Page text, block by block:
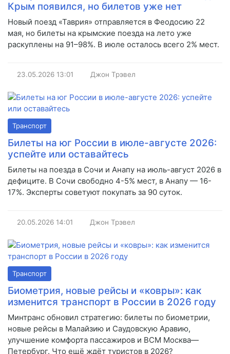
Крым появился, но билетов уже нет
Новый поезд «Таврия» отправляется в Феодосию 22
мая, но билеты на крымские поезда на лето уже
раскуплены на 91–98%. В июле осталось всего 2% мест.
23.05.2026 13:01 Джон Трэвел
Транспорт
Билеты на юг России в июле-августе 2026:
успейте или оставайтесь
Билеты на поезда в Сочи и Анапу на июль-август 2026 в
дефиците. В Сочи свободно 4-5% мест, в Анапу — 16-
17%. Эксперты советуют покупать за 90 суток.
20.05.2026 14:01 Джон Трэвел
Транспорт
Биометрия, новые рейсы и «ковры»: как
изменится транспорт в России в 2026 году
Минтранс обновил стратегию: билеты по биометрии,
новые рейсы в Малайзию и Саудовскую Аравию,
улучшение комфорта пассажиров и ВСМ Москва—
Петербург. Что ещё ждёт туристов в 2026?